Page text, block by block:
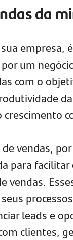
da
um
com o
vendas,
para
vendas.
leads e
clientes,